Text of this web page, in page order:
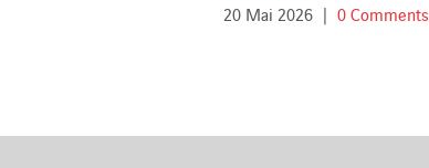
20 Mai 2026 | 0 Comments